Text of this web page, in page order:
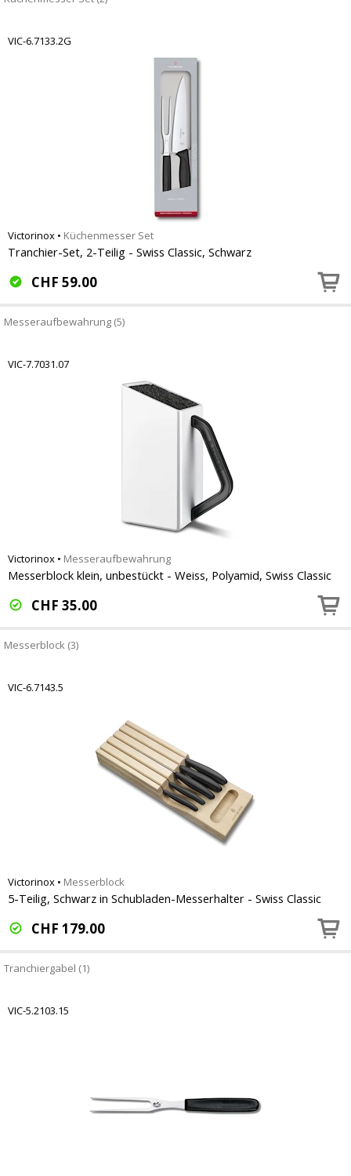
VIC-6.7133.2G
Victorinox • Küchenmesser Set
Tranchier-Set, 2-Teilig - Swiss Classic, Schwarz
CHF 59.00
Messeraufbewahrung (5)
VIC-7.7031.07
Victorinox • Messeraufbewahrung
Messerblock klein, unbestückt - Weiss, Polyamid, Swiss Classic
CHF 35.00
Messerblock (3)
VIC-6.7143.5
Victorinox • Messerblock
5-Teilig, Schwarz in Schubladen-Messerhalter - Swiss Classic
CHF 179.00
Tranchiergabel (1)
VIC-5.2103.15